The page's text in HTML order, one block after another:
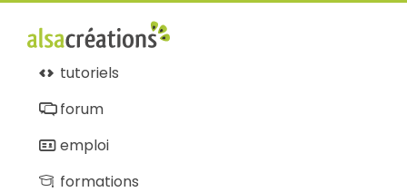
tutoriels
forum
emploi
formations